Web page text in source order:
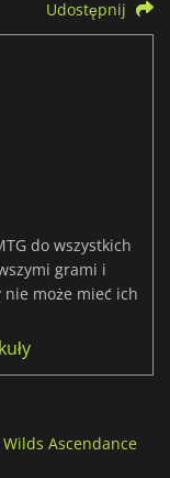
Udostępnij
do wszystkich
grami i
może mieć ich
Ascendance